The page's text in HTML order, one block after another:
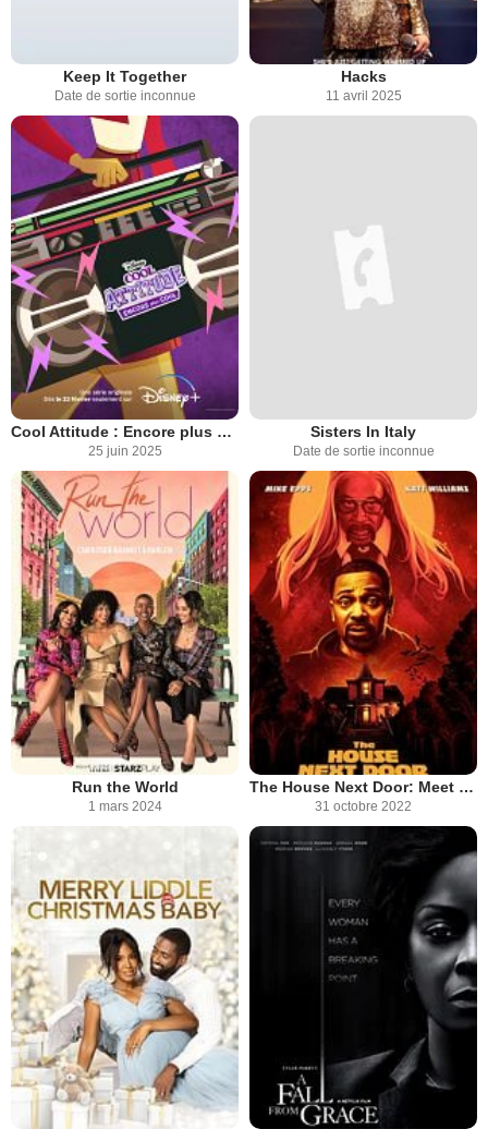
Keep It Together
Date de sortie inconnue
Hacks
11 avril 2025
Cool Attitude : Encore plus cool
25 juin 2025
Sisters In Italy
Date de sortie inconnue
Run the World
1 mars 2024
The House Next Door: Meet the Blacks 2
31 octobre 2022